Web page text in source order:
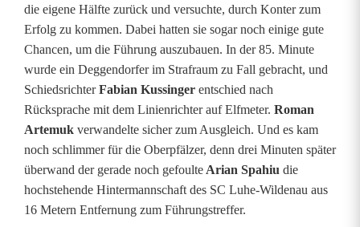
ä
r
t
s
n
i
e
die eigene Hälfte zurück und versuchte, durch Konter zum
Erfolg zu kommen. Dabei hatten sie sogar noch einige gute
Chancen, um die Führung auszubauen. In der 85. Minute
wurde ein Deggendorfer im Strafraum zu Fall gebracht, und
SchiedsrichterFabian Kussinger entschied nach
Rücksprache mit dem Linienrichter auf Elfmeter. Roman
Artemuk verwandelte sicher zum Ausgleich. Und es kam
noch schlimmer für die Oberpfälzer, denn drei Minuten später
überwand der gerade noch gefoulte Arian Spahiu die
hochstehende Hintermannschaft des SC Luhe-Wildenau aus
16 Metern Entfernung zum Führungstreffer.